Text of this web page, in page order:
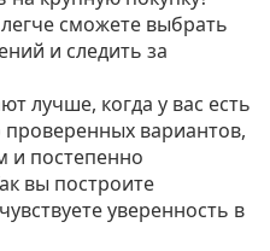
сможете выбрать
и следить за
лучше, когда у вас есть
вариантов,
и постепенно
вы построите
уверенность в